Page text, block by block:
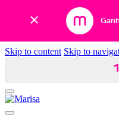
Skip to content Skip to